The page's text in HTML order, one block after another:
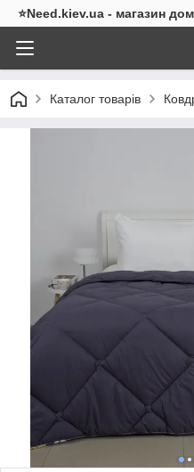
⭐Need.kiev.ua - магазин
Каталог товарів